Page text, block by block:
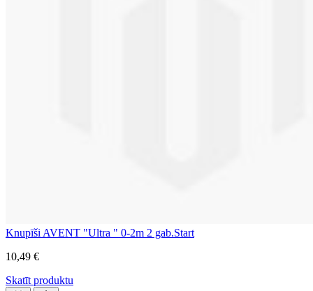
Knupīši AVENT "Ultra " 0-2m 2 gab.Start
10,49 €
Skatīt produktu